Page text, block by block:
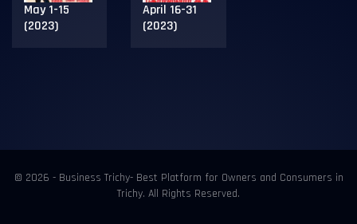
May 1-15
(2023)
April 16-31
(2023)
© 2026 - Business Trichy- Best Platform for Owners and Consumers in
Trichy. All Rights Reserved.